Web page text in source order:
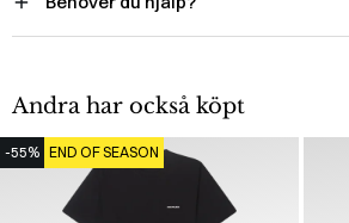
Andra har också köpt
-55% END OF SEASON